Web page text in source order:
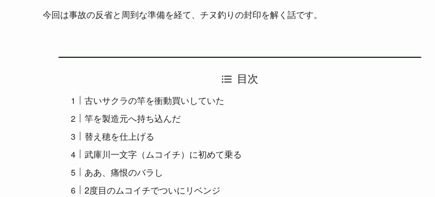
今回は事故の反省と周到な準備を経て、チヌ釣りの封印を解く話です。
目次
古いサクラの竿を衝動買いしていた
竿を製造元へ持ち込んだ
替え穂を仕上げる
武庫川一文字（ムコイチ）に初めて乗る
ああ、痛恨のバラし
2度目のムコイチでついにリベンジ